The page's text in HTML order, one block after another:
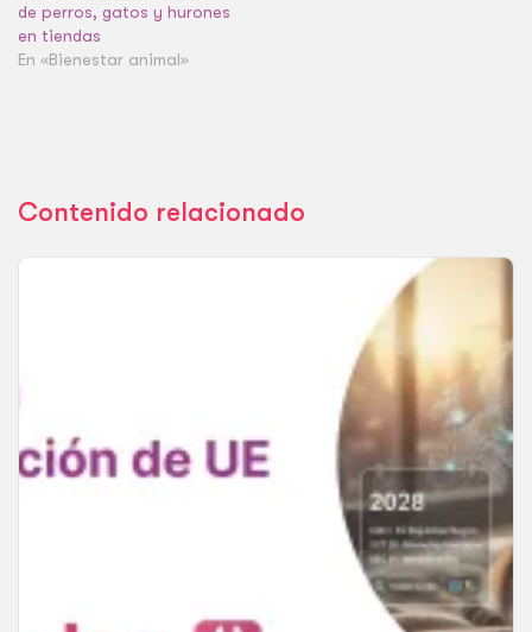
de perros, gatos y hurones
en tiendas
En «Bienestar animal»
Contenido relacionado